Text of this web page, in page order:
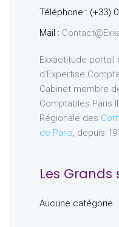
Téléphone : (+33)
Mail :
Exxactitude
d’Expertise
Cabinet membre
Comptables Paris
Régionale des
de Paris, depuis
Les Grands
Aucune catégorie